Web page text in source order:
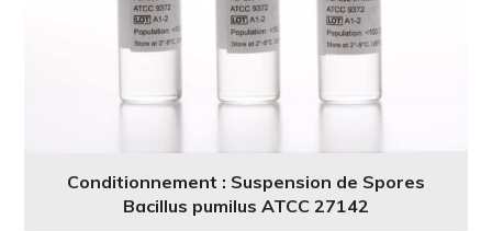
Conditionnement : Suspension de Spores
Bacillus pumilus ATCC 27142